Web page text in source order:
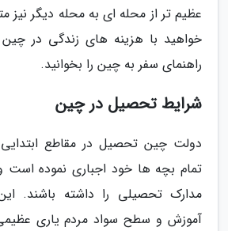
عظیم تر از محله ای به محله دیگر
خواهید با هزینه های زندگی در
راهنمای سفر به چین را بخوانید.
شرایط تحصیل در چین
دولت چین تحصیل در مقاطع
تمام بچه ها خود اجباری نموده است
مدارک تحصیلی را داشته باشند.
آموزش و سطح سواد مردم یاری